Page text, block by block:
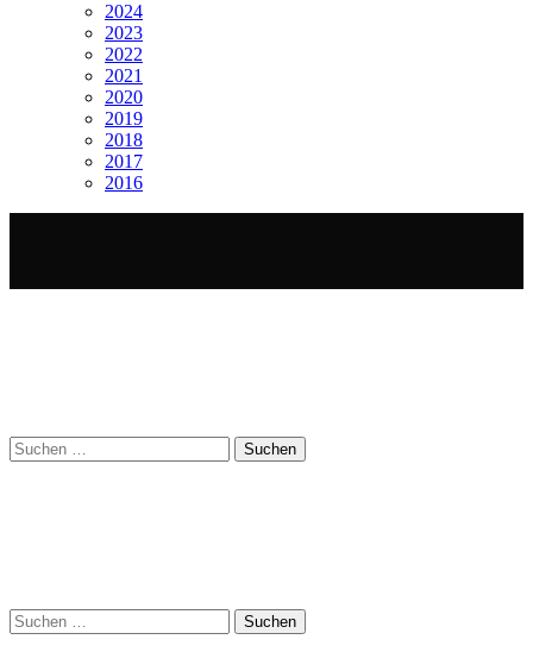
2024
2023
2022
2021
2020
2019
2018
2017
2016
Suchen
nach:
Suchen
nach: